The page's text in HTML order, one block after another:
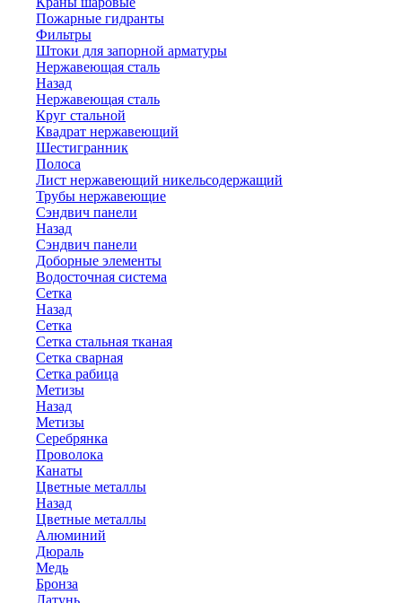
Пожарные гидранты
Фильтры
Штоки для запорной арматуры
Нержавеющая сталь
Назад
Нержавеющая сталь
Круг стальной
Квадрат нержавеющий
Шестигранник
Полоса
Лист нержавеющий никельсодержащий
Трубы нержавеющие
Сэндвич панели
Назад
Сэндвич панели
Доборные элементы
Водосточная система
Сетка
Назад
Сетка
Сетка стальная тканая
Сетка сварная
Сетка рабица
Метизы
Назад
Метизы
Серебрянка
Проволока
Канаты
Цветные металлы
Назад
Цветные металлы
Алюминий
Дюраль
Медь
Бронза
Латунь